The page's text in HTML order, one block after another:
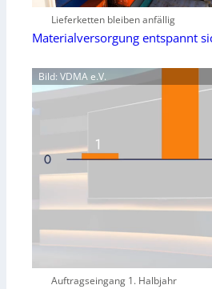
Lieferketten bleiben anfällig
Materialversorgung entspannt
Bild: VDMA e.V.
Auftragseingang 1. Halbjahr